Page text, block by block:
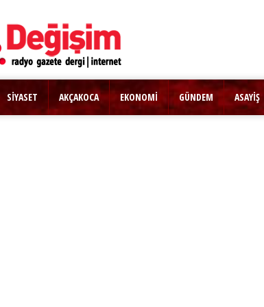
SİYASET AKÇAKOCA EKONOMİ GÜNDEM ASAYİŞ